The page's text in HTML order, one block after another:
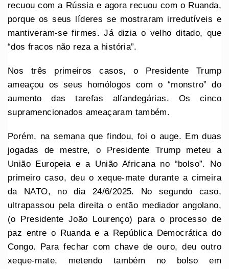
recuou com a Rússia e agora recuou com o Ruanda,
porque os seus líderes se mostraram irredutíveis e
mantiveram-se firmes. Já dizia o velho ditado, que
“dos fracos não reza a história”.
Nos três primeiros casos, o Presidente Trump
ameaçou os seus homólogos com o “monstro” do
aumento das tarefas alfandegárias. Os cinco
supramencionados ameaçaram também.
Porém, na semana que findou, foi o auge. Em duas
jogadas de mestre, o Presidente Trump meteu a
União Europeia e a União Africana no “bolso”. No
primeiro caso, deu o xeque-mate durante a cimeira
da NATO, no dia 24/6/2025. No segundo caso,
ultrapassou pela direita o então mediador angolano,
(o Presidente João Lourenço) para o processo de
paz entre o Ruanda e a República Democrática do
Congo. Para fechar com chave de ouro, deu outro
xeque-mate, metendo também no bolso em